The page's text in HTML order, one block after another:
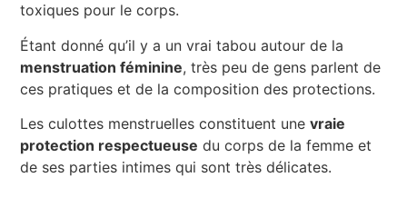
toxiques pour le corps.
Étant donné qu’il y a un vrai tabou autour de la
menstruation féminine, très peu de gens parlent de
ces pratiques et de la composition des protections.
Les culottes menstruelles constituent unevraie
protection respectueuse du corps de la femme et
de ses parties intimes qui sont très délicates.